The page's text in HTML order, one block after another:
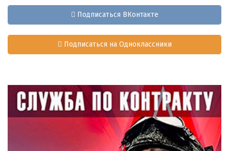
Подписаться ВКонтакте
Подписаться на Одноклассники